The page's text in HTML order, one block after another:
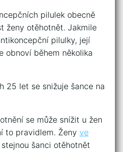
pilulek obecně
ženy otěhotnět. Jakmile
pilulky, její
obnoví během několika
25 let se snižuje šance na
se může snížit u žen
to pravidlem. Ženy ve
šanci otěhotnět